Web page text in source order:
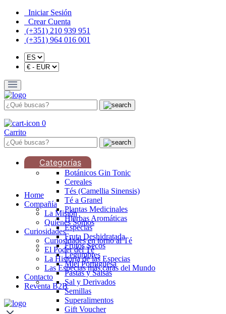
Iniciar Sesión
Crear Cuenta
(+351) 210 939 951
(+351) 964 016 001
0
Carrito
Categorías
Botánicos Gin Tonic
Cereales
Tés (Camellia Sinensis)
Té a Granel
Plantas Medicinales
Hierbas Aromáticas
Especias
Fruta Deshidratada
Frutos Secos
Legumbres
Miel Portuguesa
Pastas y Salsas
Sal y Derivados
Semillas
Superalimentos
Gift Voucher
Home
Compañía
La Misión
Quiénes Somos
Curiosidades
Curiosidades en torno al Té
El Poder del Té
La Historia de las Especias
Las Especias más caras del Mundo
Contacto
Reventa B2B